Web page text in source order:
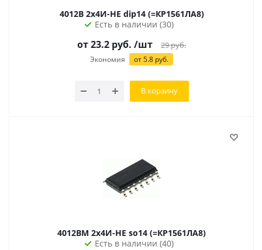
4012B 2х4И-НЕ dip14 (=КР1561ЛА8)
Есть в наличии (30)
от 23.2 руб. /шт 29руб.
Экономия от 5.8 руб.
В корзину
4012BМ 2х4И-НЕ so14 (=КР1561ЛА8)
Есть в наличии (40)